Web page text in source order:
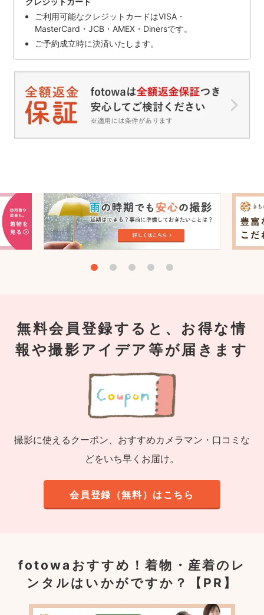
ご利用可能なクレジットカードはVISA・
MasterCard・JCB・AMEX・Dinersです。
ご予約成立時に決済いたします。
無料会員登録すると、お得な情
報や撮影アイデア等が届きます
撮影に使えるクーポン、おすすめカメラマン・口コミな
どをいち早くお届け。
会員登録（無料）はこちら
fotowaおすすめ！着物・産着のレ
ンタルはいかがですか？【PR】